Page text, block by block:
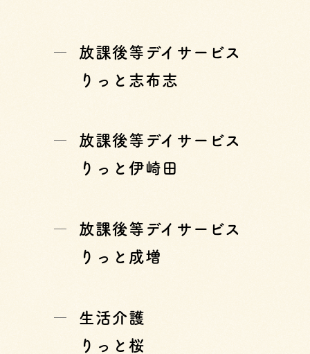
放課後等デイサービス
りっと志布志
放課後等デイサービス
りっと伊崎田
放課後等デイサービス
りっと成増
生活介護
りっと桜